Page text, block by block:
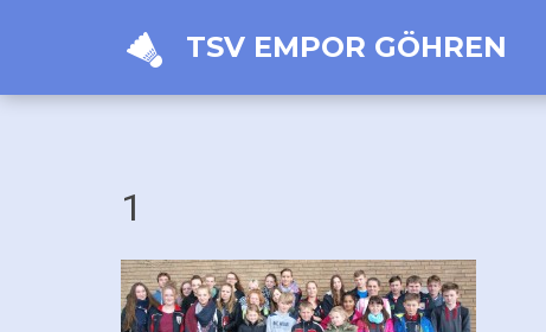
TSV EMPOR GÖHREN
1